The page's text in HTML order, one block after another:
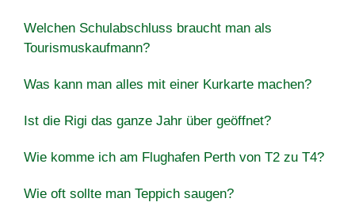
Welchen Schulabschluss braucht man als
Tourismuskaufmann?
Was kann man alles mit einer Kurkarte machen?
Ist die Rigi das ganze Jahr über geöffnet?
Wie komme ich am Flughafen Perth von T2 zu T4?
Wie oft sollte man Teppich saugen?